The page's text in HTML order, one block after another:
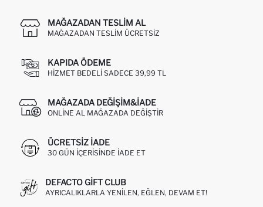
MAĞAZADAN TESLIM AL
MAĞAZADAN TESLIM ÜCRETSIZ
KAPIDA ÖDEME
HIZMET BEDELI SADECE 39,99 TL
MAĞAZADA DEĞIŞIM&İADE
ONLINE AL MAĞAZADA DEĞIŞTIR
ÜCRETSIZ IADE
30 GÜN IÇERISINDE IADE ET
DEFACTO GIFT CLUB
AYRICALIKLARLA YENILEN, EĞLEN, DEVAM ET!